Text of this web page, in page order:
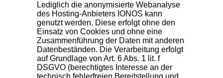
Lediglich die anonymisierte Webanalyse
des Hosting-Anbieters IONOS kann
genutzt werden. Diese erfolgt ohne den
Einsatz von Cookies und ohne eine
Zusammenführung der Daten mit anderen
Datenbeständen. Die Verarbeitung erfolgt
auf Grundlage von Art. 6 Abs. 1 lit. f
DSGVO (berechtigtes Interesse an der
technisch fehlerfreien Bereitstellung und